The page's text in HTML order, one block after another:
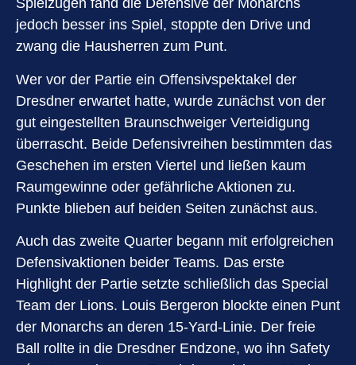
Spielzügen fand die Defensive der Monarchs
jedoch besser ins Spiel, stoppte den Drive und
zwang die Hausherren zum Punt.
Wer vor der Partie ein Offensivspektakel der
Dresdner erwartet hatte, wurde zunächst von der
gut eingestellten Braunschweiger Verteidigung
überrascht. Beide Defensivreihen bestimmten das
Geschehen im ersten Viertel und ließen kaum
Raumgewinne oder gefährliche Aktionen zu.
Punkte blieben auf beiden Seiten zunächst aus.
Auch das zweite Quarter begann mit erfolgreichen
Defensivaktionen beider Teams. Das erste
Highlight der Partie setzte schließlich das Special
Team der Lions. Louis Bergeron blockte einen Punt
der Monarchs an deren 15-Yard-Linie. Der freie
Ball rollte in die Dresdner Endzone, wo ihn Safety